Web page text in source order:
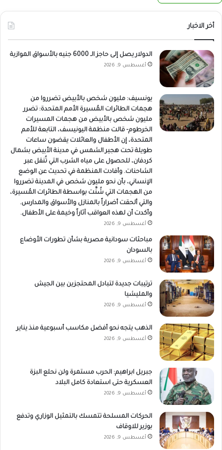
أخر الاخبار
الدولار يصل إلى حاجز الـ 6000 جنيه بالأسواق الموازية
أغسطس 9, 2026
يونسيف: مليون شخص بالأبيض تضرروا من
هجمات الطائرات المُسيرة الأمم المتحدة: تضرر
مليون شخص بالأبيض من هجمات المسيرات
الخرطوم- قالت منظمة اليونيسف، التابعة للأمم
المتحدة، إن الأطفال والعائلات يقضون ساعات
طويلة تحت هجير الشمس في مدينة الأبيض بشمال
كردفان، للحصول على مياه الشرب التي تُنقل عبر
الشاحنات. وأفادت المنظمة في تحديث عن الوضع
الإنساني، بأن نحو مليون شخص في المدينة تضرروا
من الهجمات التي شُنَّت بواسطة الطائرات المُسيرة،
والتي ألحقت أضراراً بالمنازل والأسواق والمدارس.
وأكدت أن لهذه العواقب آثاراً وخيمة على الأطفال.
أغسطس 9, 2026
مباحثات سودانية مصرية بشأن تطورات الأوضاع
بالسودان
أغسطس 9, 2026
ترتيبات جديدة لتبادل المحتجزين بين الجيش
والمليشيا
أغسطس 9, 2026
الذهب يتجه نحو أفضل مكاسب أسبوعية منذ يناير
أغسطس 9, 2026
جبريل ابراهيم: الحرب مستمرة ولن نحلع البزة
العسكرية حتى استعادة كامل البلاد
أغسطس 9, 2026
الحركات المسلحة تتمسك بالتمثيل الوزاري وتدفع
بوزير للاوقاف
أغسطس 9, 2026